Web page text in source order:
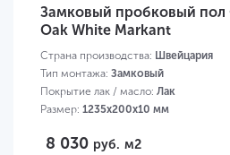
Замковый пробковый пол
Oak White Markant
Страна производства: Швейцария
Тип монтажа: Замковый
Покрытие лак / масло: Лак
Размер: 1235х200х10 мм
8 030 руб. м2